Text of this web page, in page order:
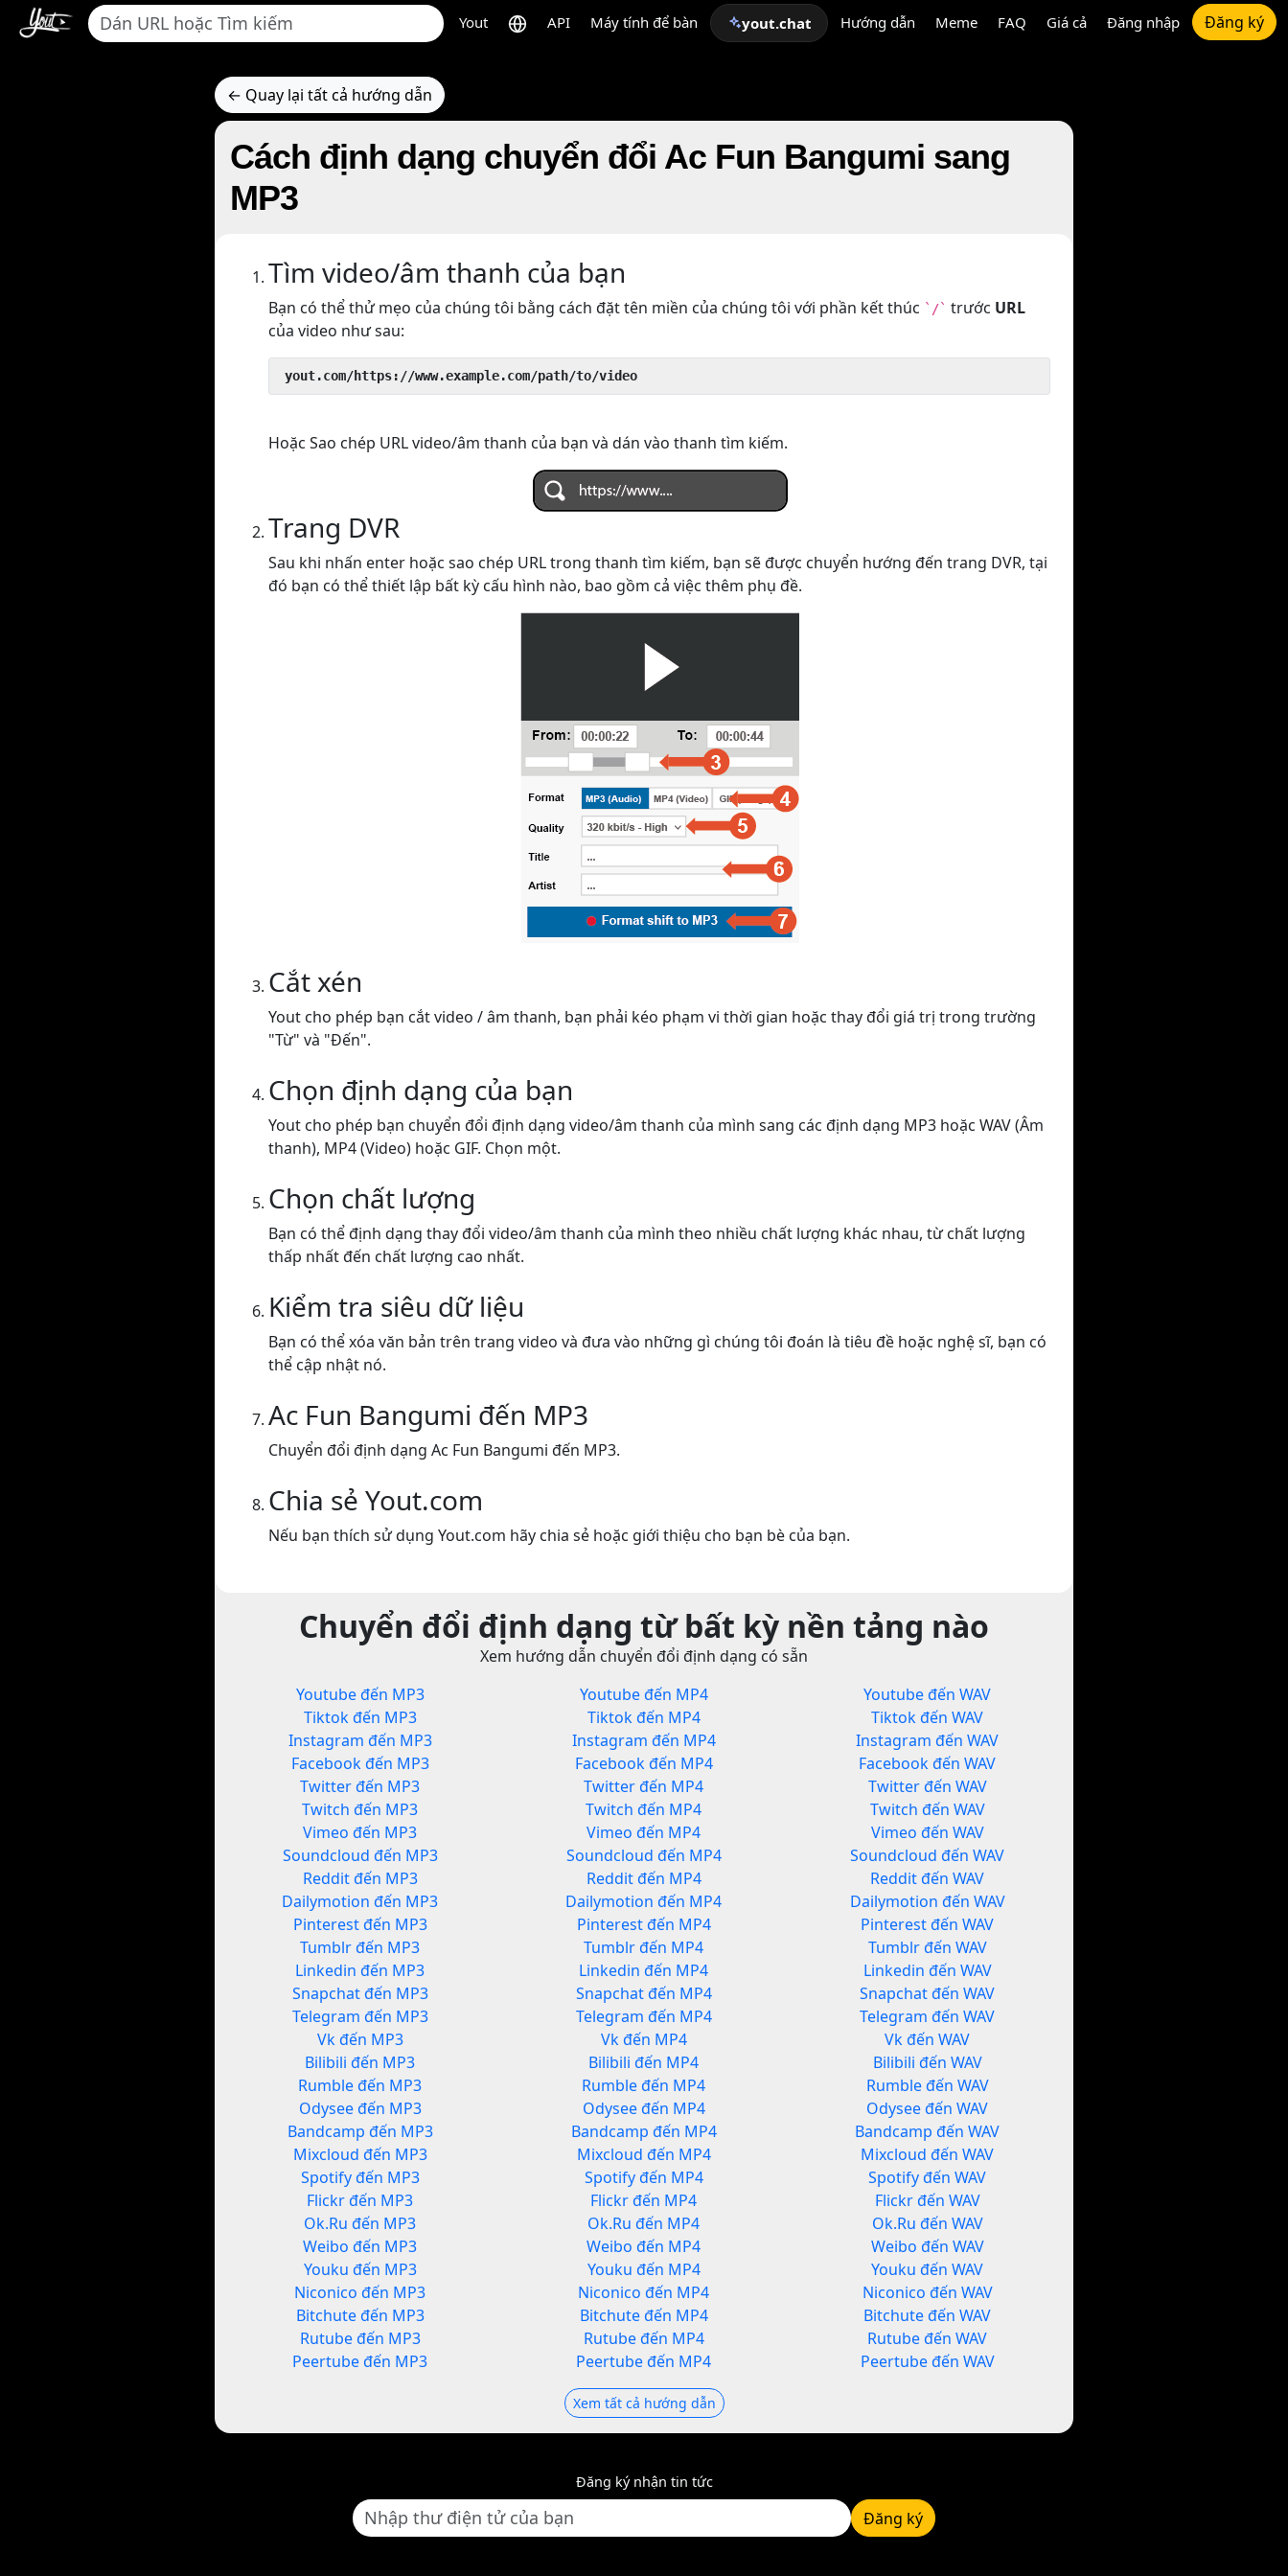
Yout API Máy tính để bàn yout.chat Hướng dẫn Meme FAQ Giá cả Đăng nhập Đăng ký
← Quay lại tất cả hướng dẫn
Cách định dạng chuyển đổi Ac Fun Bangumi sang
MP3
Tìm video/âm thanh của bạn
Bạn có thể thử mẹo của chúng tôi bằng cách đặt tên miền của chúng tôi với phần kết thúc `/` trước URL
của video như sau:
yout.com/https://www.example.com/path/to/video
Hoặc Sao chép URL video/âm thanh của bạn và dán vào thanh tìm kiếm.
Trang DVR
Sau khi nhấn enter hoặc sao chép URL trong thanh tìm kiếm, bạn sẽ được chuyển hướng đến trang DVR, tại
đó bạn có thể thiết lập bất kỳ cấu hình nào, bao gồm cả việc thêm phụ đề.
Cắt xén
Yout cho phép bạn cắt video / âm thanh, bạn phải kéo phạm vi thời gian hoặc thay đổi giá trị trong trường
"Từ" và "Đến".
Chọn định dạng của bạn
Yout cho phép bạn chuyển đổi định dạng video/âm thanh của mình sang các định dạng MP3 hoặc WAV (Âm
thanh), MP4 (Video) hoặc GIF. Chọn một.
Chọn chất lượng
Bạn có thể định dạng thay đổi video/âm thanh của mình theo nhiều chất lượng khác nhau, từ chất lượng
thấp nhất đến chất lượng cao nhất.
Kiểm tra siêu dữ liệu
Bạn có thể xóa văn bản trên trang video và đưa vào những gì chúng tôi đoán là tiêu đề hoặc nghệ sĩ, bạn có
thể cập nhật nó.
Ac Fun Bangumi đến MP3
Chuyển đổi định dạng Ac Fun Bangumi đến MP3.
Chia sẻ Yout.com
Nếu bạn thích sử dụng Yout.com hãy chia sẻ hoặc giới thiệu cho bạn bè của bạn.
Chuyển đổi định dạng từ bất kỳ nền tảng nào
Xem hướng dẫn chuyển đổi định dạng có sẵn
Youtube đến MP3
Tiktok đến MP3
Instagram đến MP3
Facebook đến MP3
Twitter đến MP3
Twitch đến MP3
Vimeo đến MP3
Soundcloud đến MP3
Reddit đến MP3
Dailymotion đến MP3
Pinterest đến MP3
Tumblr đến MP3
Linkedin đến MP3
Snapchat đến MP3
Telegram đến MP3
Vk đến MP3
Bilibili đến MP3
Rumble đến MP3
Odysee đến MP3
Bandcamp đến MP3
Mixcloud đến MP3
Spotify đến MP3
Flickr đến MP3
Ok.Ru đến MP3
Weibo đến MP3
Youku đến MP3
Niconico đến MP3
Bitchute đến MP3
Rutube đến MP3
Peertube đến MP3
Youtube đến MP4
Tiktok đến MP4
Instagram đến MP4
Facebook đến MP4
Twitter đến MP4
Twitch đến MP4
Vimeo đến MP4
Soundcloud đến MP4
Reddit đến MP4
Dailymotion đến MP4
Pinterest đến MP4
Tumblr đến MP4
Linkedin đến MP4
Snapchat đến MP4
Telegram đến MP4
Vk đến MP4
Bilibili đến MP4
Rumble đến MP4
Odysee đến MP4
Bandcamp đến MP4
Mixcloud đến MP4
Spotify đến MP4
Flickr đến MP4
Ok.Ru đến MP4
Weibo đến MP4
Youku đến MP4
Niconico đến MP4
Bitchute đến MP4
Rutube đến MP4
Peertube đến MP4
Youtube đến WAV
Tiktok đến WAV
Instagram đến WAV
Facebook đến WAV
Twitter đến WAV
Twitch đến WAV
Vimeo đến WAV
Soundcloud đến WAV
Reddit đến WAV
Dailymotion đến WAV
Pinterest đến WAV
Tumblr đến WAV
Linkedin đến WAV
Snapchat đến WAV
Telegram đến WAV
Vk đến WAV
Bilibili đến WAV
Rumble đến WAV
Odysee đến WAV
Bandcamp đến WAV
Mixcloud đến WAV
Spotify đến WAV
Flickr đến WAV
Ok.Ru đến WAV
Weibo đến WAV
Youku đến WAV
Niconico đến WAV
Bitchute đến WAV
Rutube đến WAV
Peertube đến WAV
Xem tất cả hướng dẫn
Đăng ký nhận tin tức
Đăng ký